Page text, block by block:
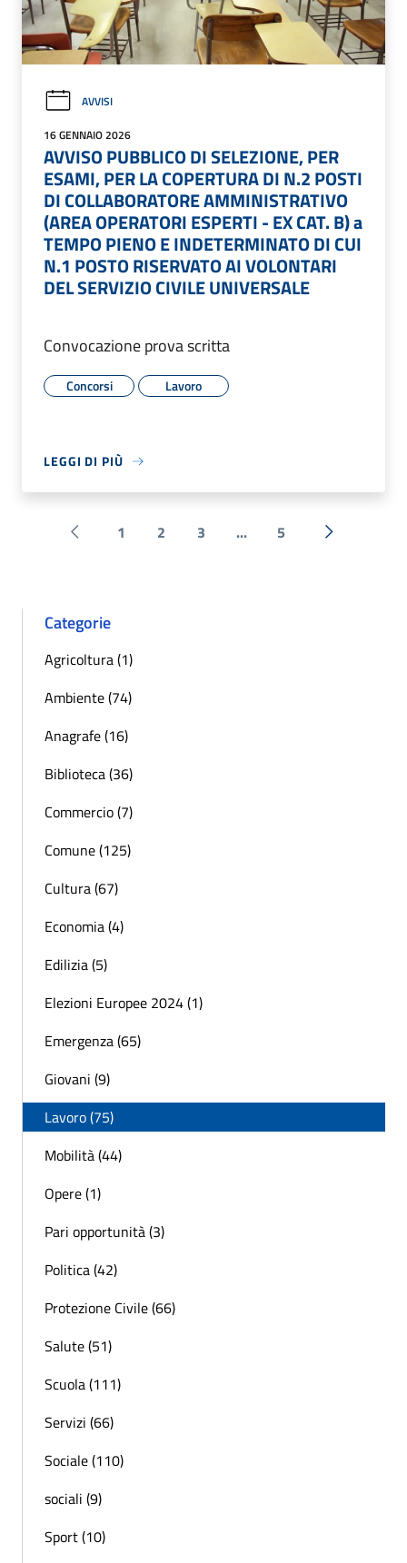
AVVISI
16 GENNAIO 2026
AVVISO PUBBLICO DI SELEZIONE, PER
ESAMI, PER LA COPERTURA DI N.2 POSTI
DI COLLABORATORE AMMINISTRATIVO
(AREA OPERATORI ESPERTI - EX CAT. B) a
TEMPO PIENO E INDETERMINATO DI CUI
N.1 POSTO RISERVATO AI VOLONTARI
DEL SERVIZIO CIVILE UNIVERSALE
Convocazione prova scritta
Concorsi Lavoro
LEGGI DI PIÙ
Pagina precedente
1 2 3 ... 5 Successiva
Categorie
Agricoltura (1)
Ambiente (74)
Anagrafe (16)
Biblioteca (36)
Commercio (7)
Comune (125)
Cultura (67)
Economia (4)
Edilizia (5)
Elezioni Europee 2024 (1)
Emergenza (65)
Giovani (9)
Lavoro (75)
Mobilità (44)
Opere (1)
Pari opportunità (3)
Politica (42)
Protezione Civile (66)
Salute (51)
Scuola (111)
Servizi (66)
Sociale (110)
sociali (9)
Sport (10)